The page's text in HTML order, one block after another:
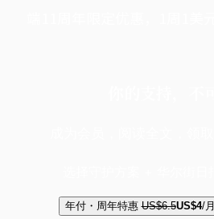
年付・周年特惠 US$6.5US$4/月